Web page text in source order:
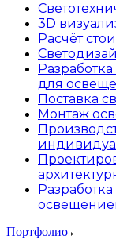
3D
Расчёт
для
Поставка
Монтаж
Портфолио